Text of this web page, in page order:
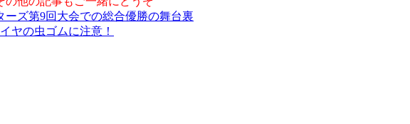
ーズ第9回大会での総合優勝の舞台裏
ヤの虫ゴムに注意！